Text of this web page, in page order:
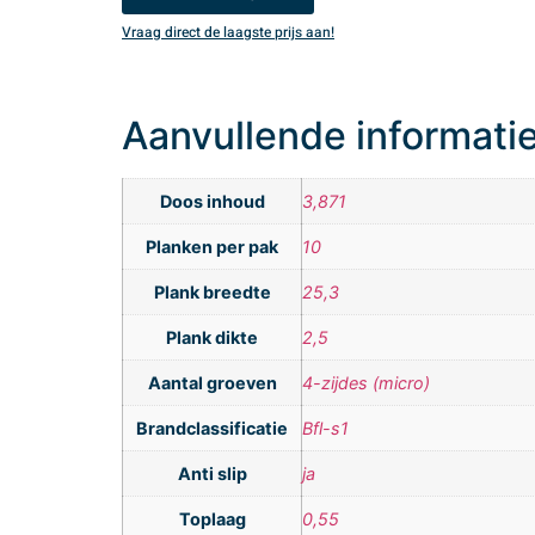
Vraag direct de laagste prijs aan!
Aanvullende
Doos inhoud 3,871
Planken per pak 10
Plank breedte 25,3
Plank dikte 2,5
Aantal groeven 4-zijdes (micro)
Brandclassificatie Bfl-s1
Anti slip ja
Toplaag 0,55